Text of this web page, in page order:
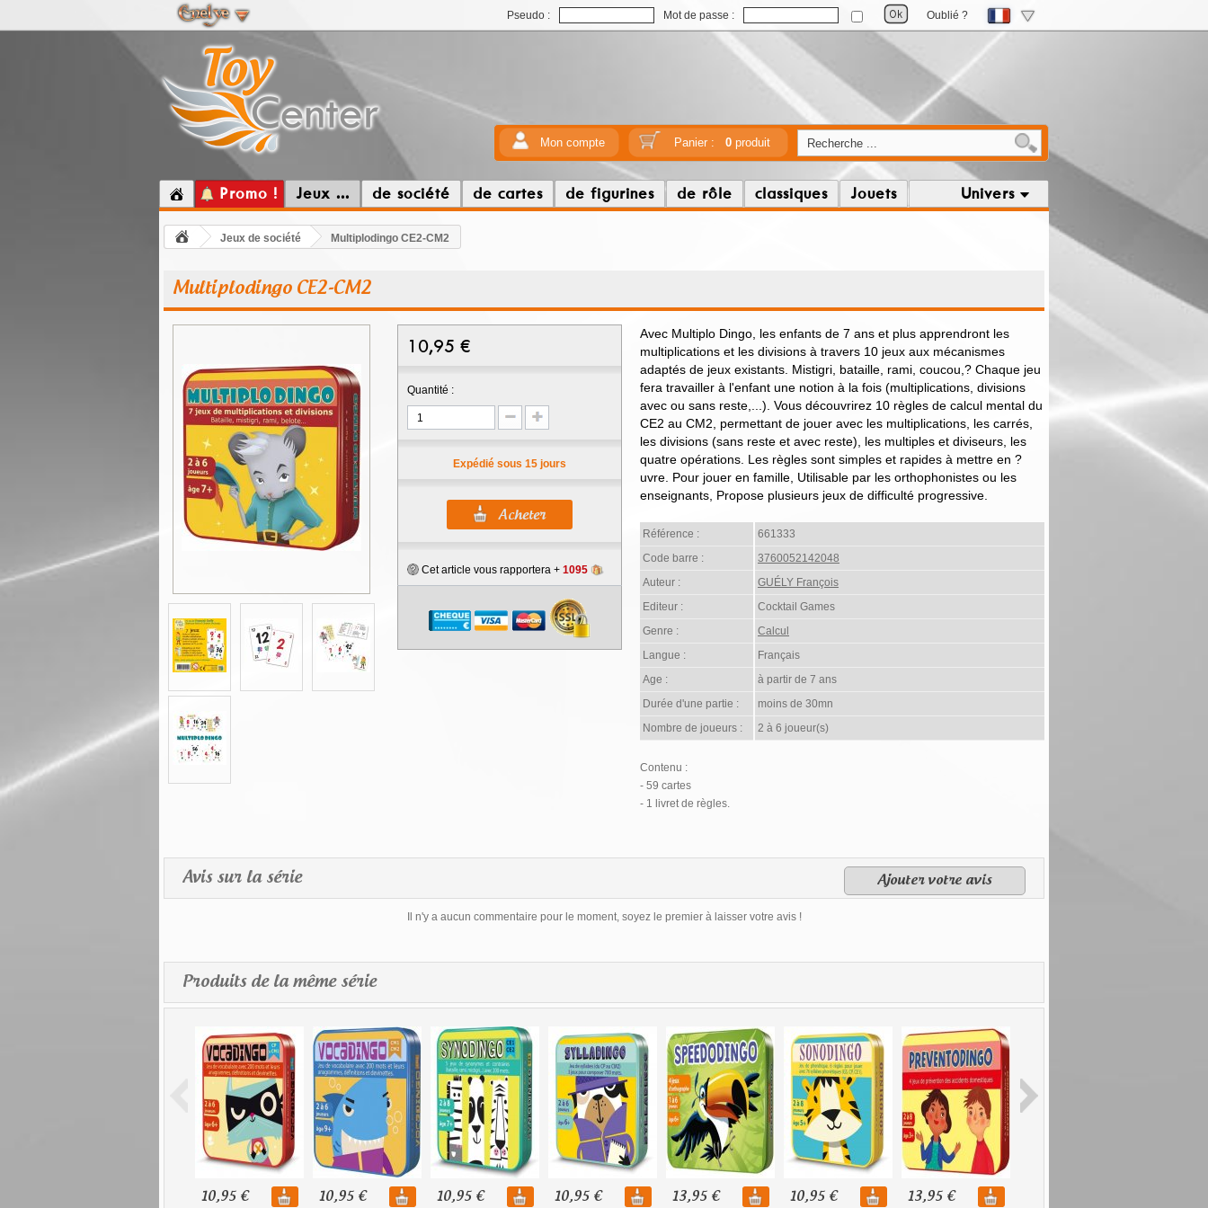
Pseudo : Mot de passe : Oublié ?
Mon compte Panier : 0produit
Promo ! Jeux ... de société de cartes de figurines de rôle classiques Jouets Univers
Jeux de société Multiplodingo CE2-CM2
Multiplodingo CE2-CM2
10,95 €
Quantité :
Expédié sous 15 jours
Cet article vous rapportera + 1095
Avec Multiplo Dingo, les enfants de 7 ans et plus apprendront les
multiplications et les divisions à travers 10 jeux aux mécanismes
adaptés de jeux existants. Mistigri, bataille, rami, coucou,? Chaque jeu
fera travailler à l'enfant une notion à la fois (multiplications, divisions
avec ou sans reste,...). Vous découvrirez 10 règles de calcul mental du
CE2 au CM2, permettant de jouer avec les multiplications, les carrés,
les divisions (sans reste et avec reste), les multiples et diviseurs, les
quatre opérations. Les règles sont simples et rapides à mettre en ?
uvre. Pour jouer en famille, Utilisable par les orthophonistes ou les
enseignants, Propose plusieurs jeux de difficulté progressive.
Référence :
661333
Code barre :
3760052142048
Auteur :
GUÉLY François
Editeur :
Cocktail Games
Genre :
Calcul
Langue :
Français
Age :
à partir de 7 ans
Durée d'une partie :
moins de 30mn
Nombre de joueurs :
2 à 6 joueur(s)
Contenu :
- 59 cartes
- 1 livret de règles.
Avis sur la série Ajouter votre avis
Il n'y a aucun commentaire pour le moment, soyez le premier à laisser votre avis !
Produits de la même série
10,95 € 10,95 € 10,95 € 10,95 € 13,95 € 10,95 € 13,95 €